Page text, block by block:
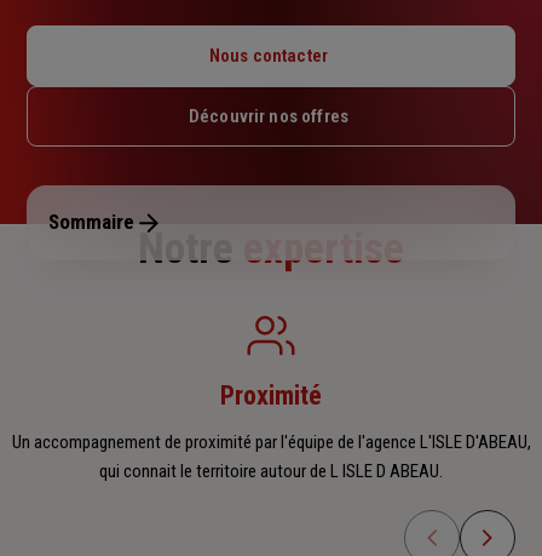
Mardi : 09h – 12h30 / 14h – 18h
Jeudi : 09h – 12h30 / 14h – 18h
Dimanche : Fermé
Nous contacter
Découvrir nos offres
Sommaire
Notre expertise
Proximité
Un accompagnement de proximité par l'équipe de l'agence L'ISLE D'ABEAU,
qui connait le territoire autour de L ISLE D ABEAU.